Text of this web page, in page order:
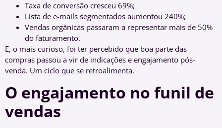
Taxa de conversão cresceu 69%;
Lista de e-mails segmentados aumentou 240%;
Vendas orgânicas passaram a representar mais de 50%
do faturamento.
E, o mais curioso, foi ter percebido que boa parte das
compras passou a vir de indicações e engajamento pós-
venda. Um ciclo que se retroalimenta.
O engajamento no funil de
vendas